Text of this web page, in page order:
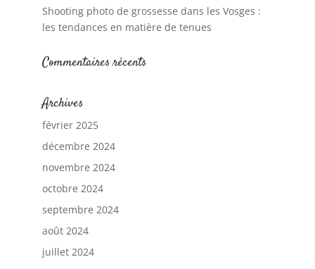
Shooting photo de grossesse dans les Vosges :
les tendances en matière de tenues
Commentaires récents
Archives
février 2025
décembre 2024
novembre 2024
octobre 2024
septembre 2024
août 2024
juillet 2024